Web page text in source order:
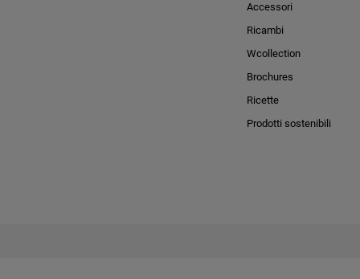
Accessori
Ricambi
Wcollection
Brochures
Ricette
Prodotti sostenibili